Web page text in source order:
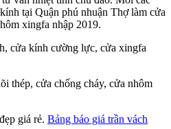
tại Quận phú nhuận Thợ làm cửa
xingfa nhập 2019.
cửa kính cường lực, cửa xingfa
thép, cửa chống cháy, cửa nhôm
giá rẻ. Bảng báo giá trần vách